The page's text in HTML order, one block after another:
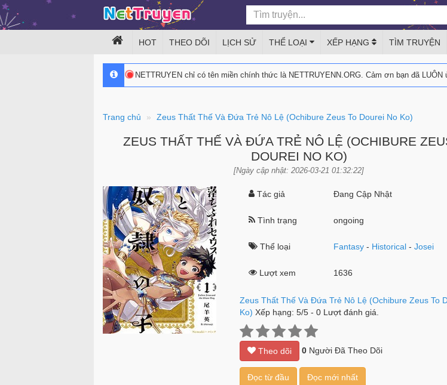
HOT THEO DÕI LỊCH SỬ THỂ LOẠI XẾP HẠNG TÌM TRUYỆN
NETTRUYEN chỉ có tên miền chính thức là NETTRUYENN.ORG. Cảm ơn bạn đã LUÔN
Trang chủ Zeus Thất Thế Và Đứa Trẻ Nô Lệ (Ochibure Zeus To Dourei No Ko)
ZEUS THẤT THẾ VÀ ĐỨA TRẺ NÔ LỆ (OCHIBURE
DOUREI NO KO)
[Ngày cập nhật: 2026-03-21 01:32:22]
Tác giả Đang Cập Nhật
Tình trạng ongoing
Thể loại Fantasy - Historical -Josei
Lượt xem 1636
Zeus Thất Thế Và Đứa Trẻ Nô Lệ (Ochibure Zeus To
Ko) Xếp hạng: 5/5- 0Lượt đánh giá.
Theo dõi 0Người Đã Theo Dõi
Đọc từ đầu Đọc mới nhất